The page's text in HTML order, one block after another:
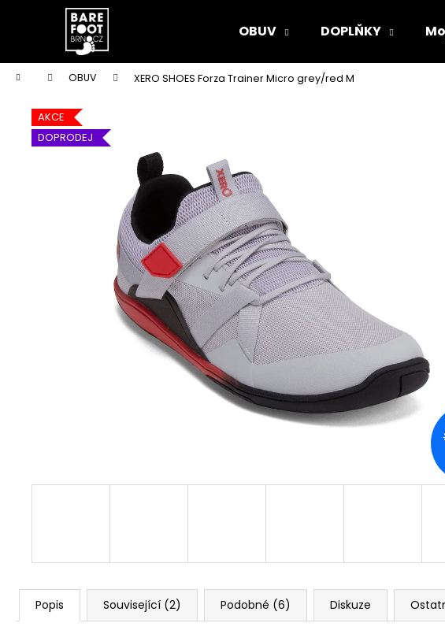
OBUV DOPLŇKY
Domů OBUV XERO SHOES Forza Trainer Micro grey/red M
AKCE
DOPRODEJ
Popis Související (2) Podobné (6) Diskuze
í
Zpět
do
obchodu
Zpět
do
obchodu
DÁRKOVÝ POUKAZ
VLOŽKY
PĚNOU
89 Kč